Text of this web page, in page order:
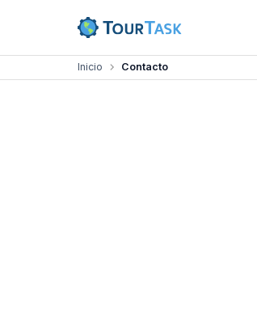
Inicio Contacto